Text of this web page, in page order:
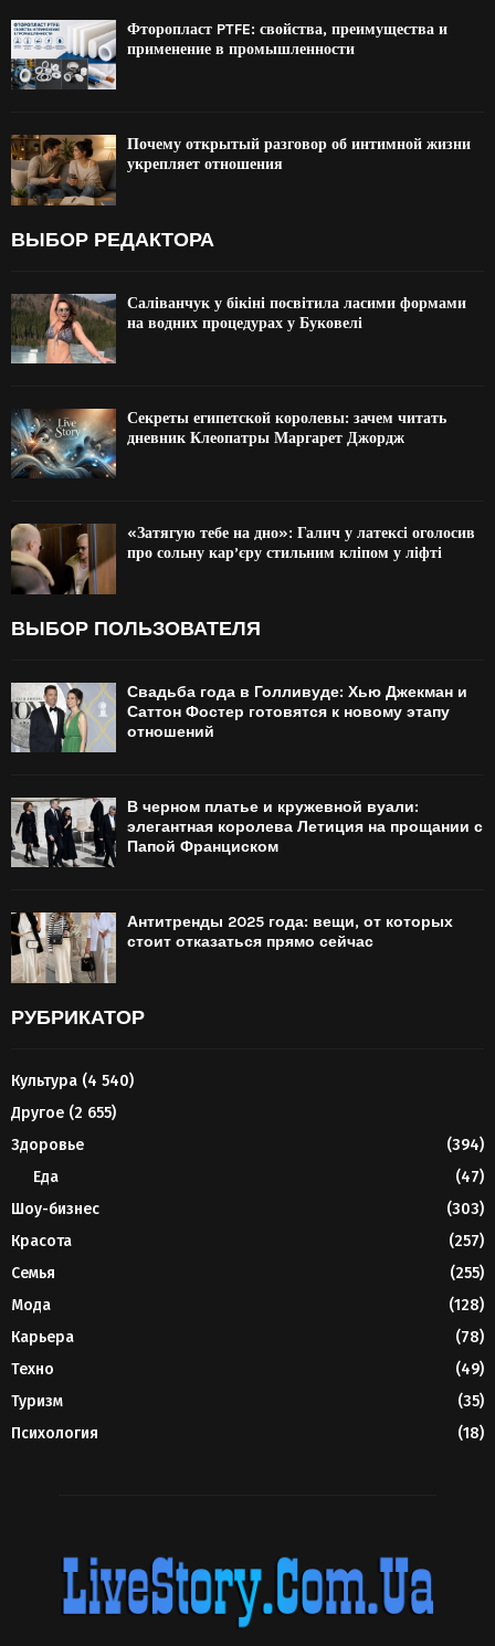
Фторопласт PTFE: свойства, преимущества и
применение в промышленности
Почему открытый разговор об интимной жизни
укрепляет отношения
ВЫБОР РЕДАКТОРА
Саліванчук у бікіні посвітила ласими формами
на водних процедурах у Буковелі
Секреты египетской королевы: зачем читать
дневник Клеопатры Маргарет Джордж
«Затягую тебе на дно»: Галич у латексі оголосив
про сольну кар’єру стильним кліпом у ліфті
ВЫБОР ПОЛЬЗОВАТЕЛЯ
Свадьба года в Голливуде: Хью Джекман и
Саттон Фостер готовятся к новому этапу
отношений
В черном платье и кружевной вуали:
элегантная королева Летиция на прощании с
Папой Франциском
Антитренды 2025 года: вещи, от которых
стоит отказаться прямо сейчас
РУБРИКАТОР
Культура (4 540)
Другое (2 655)
Здоровье
(394)
Еда
(47)
Шоу-бизнес
(303)
Красота
(257)
Семья
(255)
Мода
(128)
Карьера
(78)
Техно
(49)
Туризм
(35)
Психология
(18)